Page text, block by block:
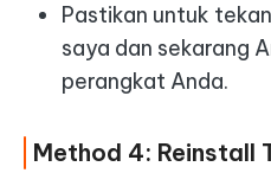
Pastikan untuk
saya dan sekarang
perangkat Anda.
Method 4: Reinstall